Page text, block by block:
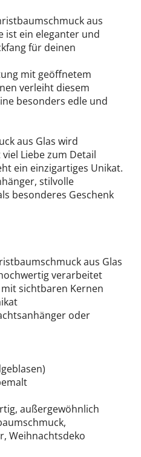
aus
ist ein eleganter und
für deinen
mit geöffnetem
verleiht diesem
besonders edle und
aus Glas wird
Liebe zum Detail
ein einzigartiges Unikat.
stilvolle
besonderes Geschenk
aus Glas
verarbeitet
sichtbaren Kernen
oder
außergewöhnlich
Weihnachtsdeko